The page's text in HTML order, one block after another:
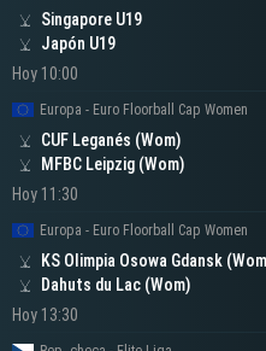
Singapore U19
Japón U19
Hoy 10:00
Europa - Euro Floorball Cap Women
CUF Leganés (Wom)
MFBC Leipzig (Wom)
Hoy 11:30
Europa - Euro Floorball Cap Women
KS Olimpia Osowa Gdansk
Dahuts du Lac (Wom)
Hoy 13:30